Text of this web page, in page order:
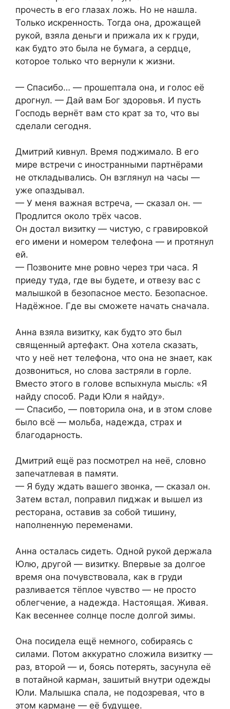
прочесть в его глазах ложь. Но не нашла.
Только искренность. Тогда она, дрожащей
рукой, взяла деньги и прижала их к груди,
как будто это была не бумага, а сердце,
которое только что вернули к жизни.
— Спасибо… — прошептала она, и голос её
дрогнул. — Дай вам Бог здоровья. И пусть
Господь вернёт вам сто крат за то, что вы
сделали сегодня.
Дмитрий кивнул. Время поджимало. В его
мире встречи с иностранными партнёрами
не откладывались. Он взглянул на часы —
уже опаздывал.
— У меня важная встреча, — сказал он. —
Продлится около трёх часов.
Он достал визитку — чистую, с гравировкой
его имени и номером телефона — и протянул
ей.
— Позвоните мне ровно через три часа. Я
приеду туда, где вы будете, и отвезу вас с
малышкой в безопасное место. Безопасное.
Надёжное. Где вы сможете начать сначала.
Анна взяла визитку, как будто это был
священный артефакт. Она хотела сказать,
что у неё нет телефона, что она не знает, как
дозвониться, но слова застряли в горле.
Вместо этого в голове вспыхнула мысль: «Я
найду способ. Ради Юли я найду».
— Спасибо, — повторила она, и в этом слове
было всё — мольба, надежда, страх и
благодарность.
Дмитрий ещё раз посмотрел на неё, словно
запечатлевая в памяти.
— Я буду ждать вашего звонка, — сказал он.
Затем встал, поправил пиджак и вышел из
ресторана, оставив за собой тишину,
наполненную переменами.
Анна осталась сидеть. Одной рукой держала
Юлю, другой — визитку. Впервые за долгое
время она почувствовала, как в груди
разливается тёплое чувство — не просто
облегчение, а надежда. Настоящая. Живая.
Как весеннее солнце после долгой зимы.
Она посидела ещё немного, собираясь с
силами. Потом аккуратно сложила визитку —
раз, второй — и, боясь потерять, засунула её
в потайной карман, зашитый внутри одежды
Юли. Малышка спала, не подозревая, что в
этом кармане — её будущее.